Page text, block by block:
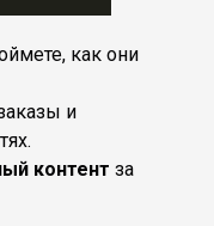
как они
и
контент за